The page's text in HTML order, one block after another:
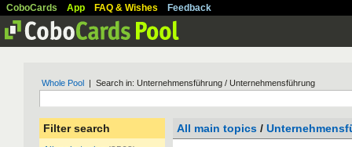
CoboCards App FAQ & Wishes Feedback
Whole Pool | Search in: Unternehmensführung / Unternehmensführung
Filter search All main topics /